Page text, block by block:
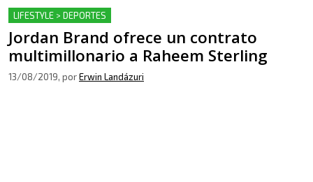
LIFESTYLE > DEPORTES
Jordan Brand ofrece un contrato
multimillonario a Raheem Sterling
13/08/2019, porErwin Landázuri